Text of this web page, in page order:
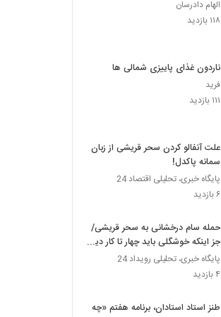
الهام دادرسان
۱۱۸ بازدید
ناردون غذای پاییزی شمالی ها
فرید
۱۱۱ بازدید
علت آنفالو کردن سحر قریشی از زبان
سمانه پاکدل!
پایگاه خبری، تحلیلی اقتصاد 24
۶ بازدید
حمله سام درخشانی به سحر قریشی/
جز اینکه خوشگلی باید چهار تا کار دیگه
هم بکنی!
پایگاه خبری، تحلیلی رویداد 24
۴ بازدید
طنز استاد استادان، برنامه هفتم «چه